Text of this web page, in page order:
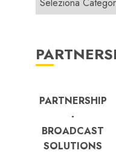
PARTNERSHIP
-
BROADCAST
SOLUTIONS